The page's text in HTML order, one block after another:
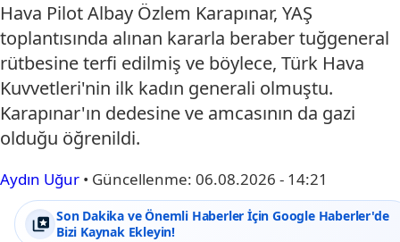
Hava Pilot Albay Özlem Karapınar, YAŞ
toplantısında alınan kararla beraber tuğgeneral
rütbesine terfi edilmiş ve böylece, Türk Hava
Kuvvetleri'nin ilk kadın generali olmuştu.
Karapınar'ın dedesine ve amcasının da gazi
olduğu öğrenildi.
Aydın Uğur • Güncellenme: 06.08.2026 - 14:21
Son Dakika ve Önemli Haberler İçin Google Haberler'de
Bizi Kaynak Ekleyin!